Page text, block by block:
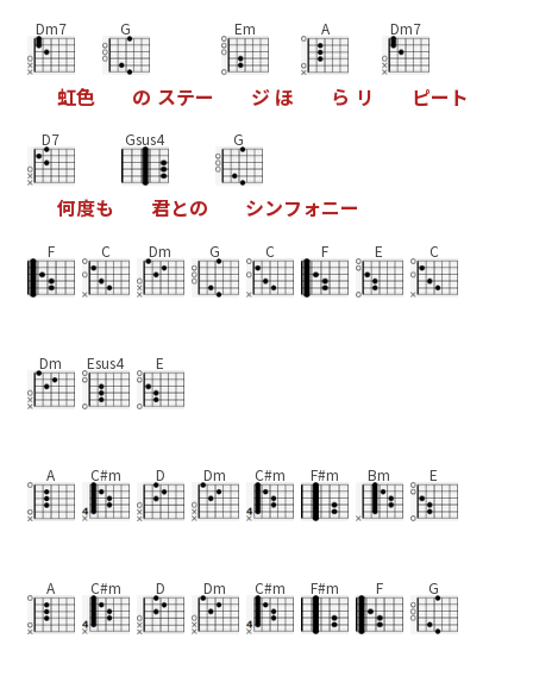
Dm7
虹色
G
の ステー
Em
ジ ほ
A
ら リ
Dm7
ピー ト
D7
何度も
Gsus4
君との
G
シンフォニー
F C Dm G C F E C
Dm Esus4 E
A C#m D Dm C#m F#m Bm E
A C#m D Dm C#m F#m F G